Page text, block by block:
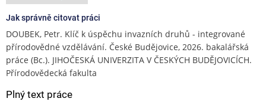
Jak správně citovat práci
DOUBEK, Petr. Klíč k úspěchu invazních druhů - integrované
přírodovědné vzdělávání. České Budějovice, 2026. bakalářská
práce (Bc.). JIHOČESKÁ UNIVERZITA V ČESKÝCH BUDĚJOVICÍCH.
Přírodovědecká fakulta
Plný text práce